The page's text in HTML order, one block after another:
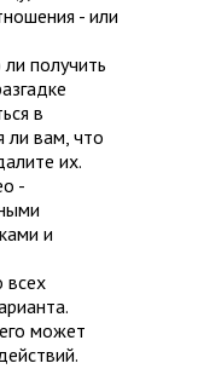
- или
получить
в
ли вам, что
их.
-
и
всех
может